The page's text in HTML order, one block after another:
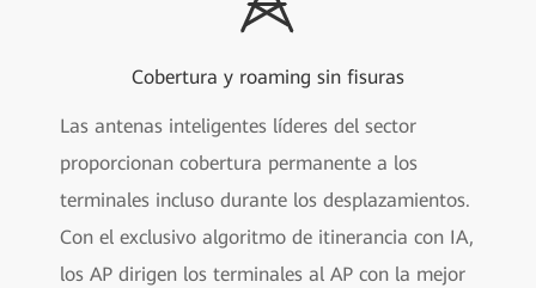
Cobertura y roaming sin fisuras
Las antenas inteligentes líderes del sector
proporcionan cobertura permanente a los
terminales incluso durante los desplazamientos.
Con el exclusivo algoritmo de itinerancia con IA,
los AP dirigen los terminales al AP con la mejor